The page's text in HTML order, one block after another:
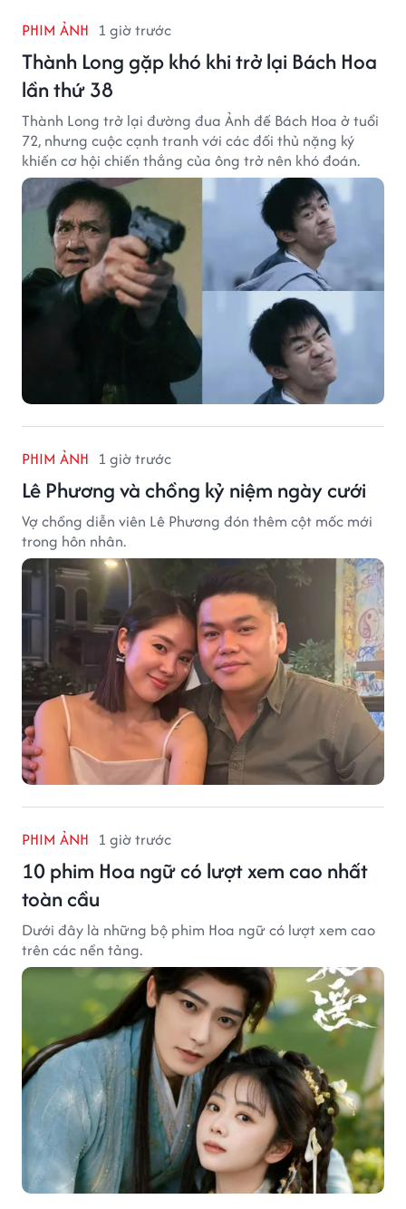
PHIM ẢNH 1 giờ trước
Thành Long gặp khó khi trở lại Bách Hoa
lần thứ 38
Thành Long trở lại đường đua Ảnh đế Bách Hoa ở tuổi
72, nhưng cuộc cạnh tranh với các đối thủ nặng ký
khiến cơ hội chiến thắng của ông trở nên khó đoán.
PHIM ẢNH 1 giờ trước
Lê Phương và chồng kỷ niệm ngày cưới
Vợ chồng diễn viên Lê Phương đón thêm cột mốc mới
trong hôn nhân.
PHIM ẢNH 1 giờ trước
10 phim Hoa ngữ có lượt xem cao nhất
toàn cầu
Dưới đây là những bộ phim Hoa ngữ có lượt xem cao
trên các nền tảng.